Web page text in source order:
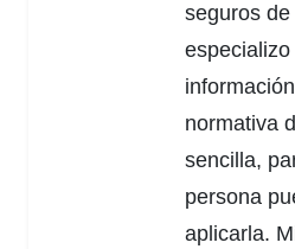
seguros
normativa
sencilla,
persona
aplicarla.